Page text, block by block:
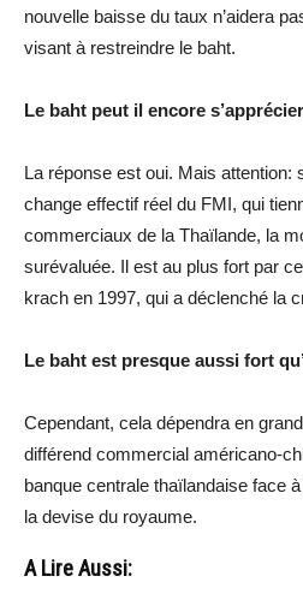
nouvelle baisse du taux n’aidera
visant à restreindre le baht.
Le baht peut il encore
La réponse est oui. Mais attention:
change effectif réel du FMI, qui
commerciaux de la Thaïlande, la
surévaluée. Il est au plus fort par
krach en 1997, qui a déclenché la
Le baht est presque aussi fort
Cependant, cela dépendra en
différend commercial américano-
banque centrale thaïlandaise face
la devise du royaume.
A Lire Aussi: